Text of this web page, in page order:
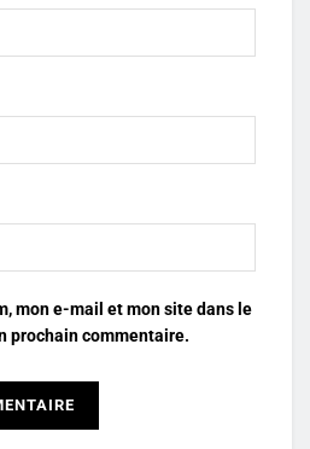
mon e-mail et mon site dans le
prochain commentaire.